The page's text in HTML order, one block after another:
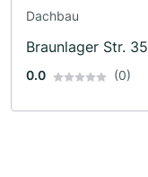
Dachbau
Braunlager Str.
0.0 (0)